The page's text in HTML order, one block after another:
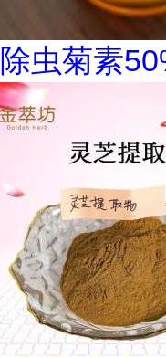
除虫菊素